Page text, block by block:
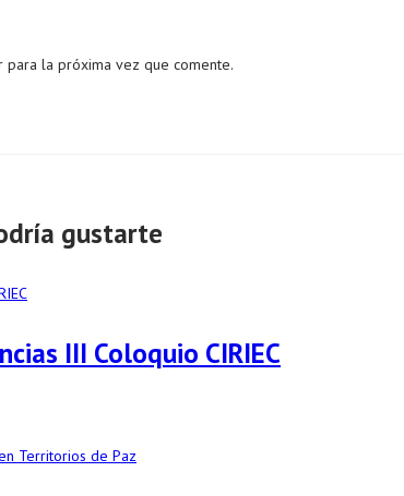
la próxima vez que comente.
gustarte
III Coloquio CIRIEC